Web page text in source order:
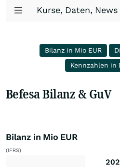
Kurse, Daten, News
Bilanz in Mio EUR
Kennzahlen in
Befesa Bilanz & GuV
Bilanz in Mio EUR
(IFRS)